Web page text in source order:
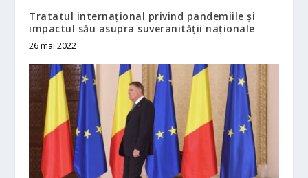
Tratatul internațional privind pandemiile și
impactul său asupra suveranității naționale
26 mai 2022